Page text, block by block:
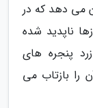
می دهد که در
ناپدید شده
پنجره های
را بازتاب می